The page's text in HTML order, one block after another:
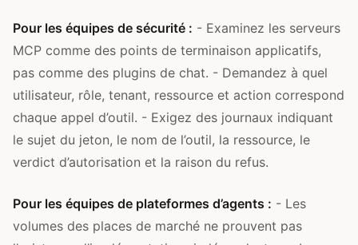
Pour les équipes de sécurité : - Examinez les serveurs
MCP comme des points de terminaison applicatifs,
pas comme des plugins de chat. - Demandez à quel
utilisateur, rôle, tenant, ressource et action correspond
chaque appel d’outil. - Exigez des journaux indiquant
le sujet du jeton, le nom de l’outil, la ressource, le
verdict d’autorisation et la raison du refus.
Pour les équipes de plateformes d’agents : - Les
volumes des places de marché ne prouvent pas